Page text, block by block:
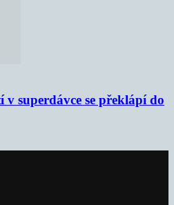
v superdávce se překlápí do